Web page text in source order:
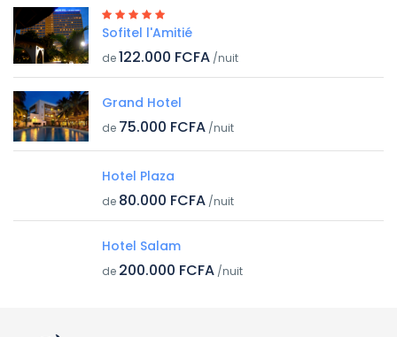
Sofitel l'Amitié
de122.000 FCFA /nuit
Grand Hotel
de 75.000 FCFA /nuit
Hotel Plaza
de 80.000 FCFA /nuit
Hotel Salam
de 200.000 FCFA /nuit